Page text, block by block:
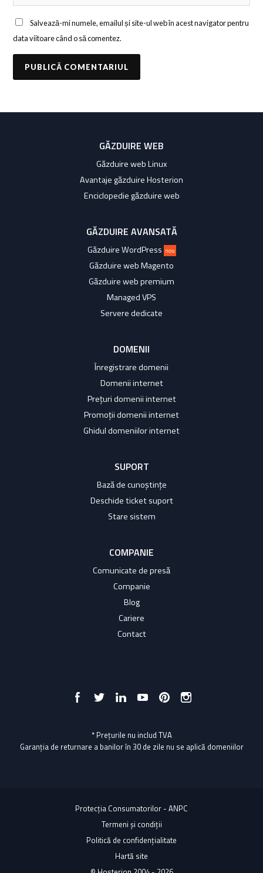
Salvează-mi numele, emailul și site-ul web în acest navigator pentru
data viitoare când o să comentez.
GĂZDUIRE WEB
Găzduire web Linux
Avantaje găzduire Hosterion
Enciclopedie găzduire web
GĂZDUIRE AVANSATĂ
Găzduire WordPress nou
Găzduire web Magento
Găzduire web premium
Managed VPS
Servere dedicate
DOMENII
Înregistrare domenii
Domenii internet
Prețuri domenii internet
Promoții domenii internet
Ghidul domeniilor internet
SUPORT
Bază de cunoștințe
Deschide ticket suport
Stare sistem
COMPANIE
Comunicate de presă
Companie
Blog
Cariere
Contact
* Prețurile nu includ TVA
Garanția de returnare a banilor în 30 de zile nu se aplică domeniilor
Protecția Consumatorilor - ANPC
Termeni și condiții
Politică de confidențialitate
Hartă site